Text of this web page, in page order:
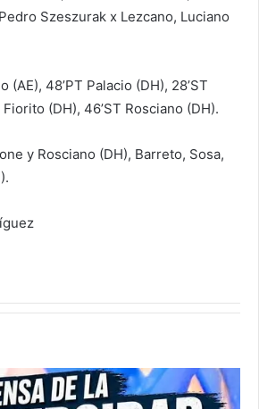
Szeszurak x Lezcano, Luciano
(AE), 48’PT Palacio (DH), 28’ST
(DH), 46’ST Rosciano (DH).
y Rosciano (DH), Barreto, Sosa,